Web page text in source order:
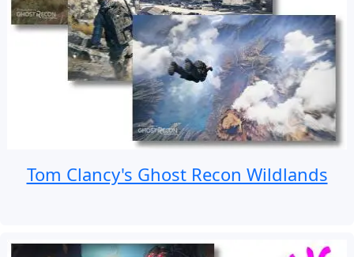
Tom Clancy's Ghost Recon Wildlands